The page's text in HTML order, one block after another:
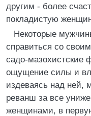
другим - более
покладистую
Некоторые
справиться со
садо-мазохистские
ощущение силы и
издеваясь над ней,
реванш за все
женщинами, в